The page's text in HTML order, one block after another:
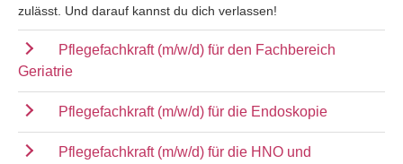
zulässt. Und darauf kannst du dich verlassen!
Pflegefachkraft (m/w/d) für den Fachbereich
Geriatrie
Pflegefachkraft (m/w/d) für die Endoskopie
Pflegefachkraft (m/w/d) für die HNO und